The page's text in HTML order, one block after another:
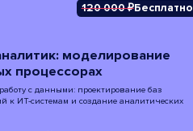
120 000 ₽Бесплатно
моделирование
процессорах
с данными: проектирование баз
к ИТ-системам и создание аналитических